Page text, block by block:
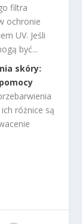
filtra
ochronie
UV. Jeśli
być...
skóry:
różnice są